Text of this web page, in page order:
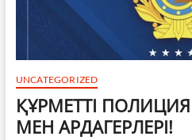
UNCATEGORIZED
ҚҰРМЕТТІ
МЕН АРДАГЕРЛЕРІ!